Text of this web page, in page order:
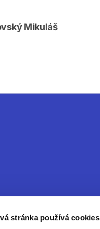
stránka používá cookies
Mikuláš